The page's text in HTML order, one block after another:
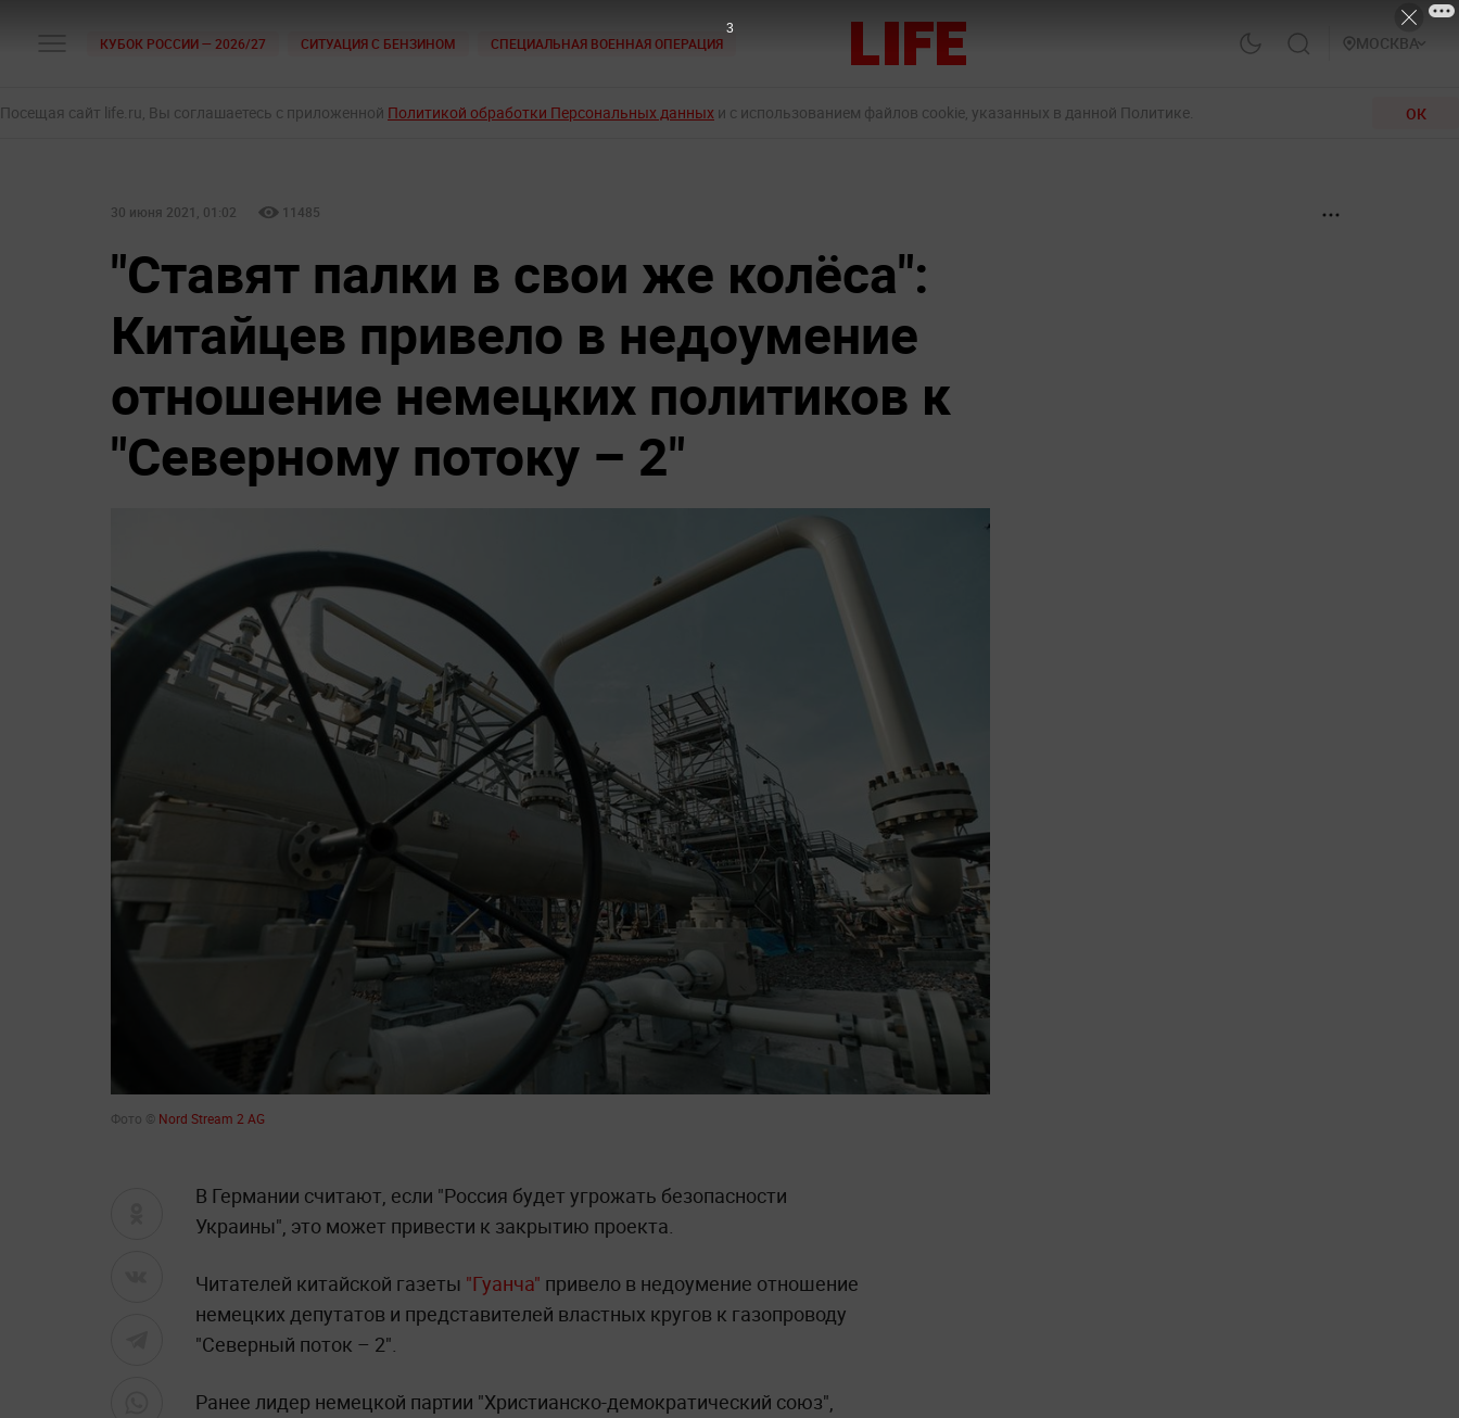
КУБОК РОССИИ — 2026/27 СИТУАЦИЯ С БЕНЗИНОМ СПЕЦИАЛЬНАЯ ВОЕННАЯ ОПЕРАЦИЯ МОСКВА
Посещая сайт life.ru, Вы соглашаетесь с приложенной Политикой обработки Персональных данных и с использованием файлов cookie, указанных в данной Политике. ОК
30 июня 2021, 01:02 11485
"Ставят палки в свои же колёса":
Китайцев привело в недоумение
отношение немецких политиков к
"Северному потоку – 2"
Фото © Nord Stream 2 AG
В Германии считают, если "Россия будет угрожать безопасности
Украины", это может привести к закрытию проекта.
Читателей китайской газеты "Гуанча" привело в недоумение отношение
немецких депутатов и представителей властных кругов к газопроводу
"Северный поток – 2".
Ранее лидер немецкой партии "Христианско-демократический союз",
2